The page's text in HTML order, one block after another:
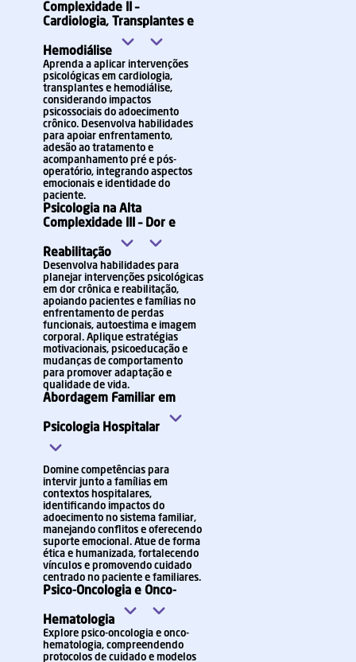
Complexidade II –
Cardiologia, Transplantes e
Hemodiálise
Aprenda a aplicar intervenções
psicológicas em cardiologia,
transplantes e hemodiálise,
considerando impactos
psicossociais do adoecimento
crônico. Desenvolva habilidades
para apoiar enfrentamento,
adesão ao tratamento e
acompanhamento pré e pós-
operatório, integrando aspectos
emocionais e identidade do
paciente.
Psicologia na Alta
Complexidade III – Dor e
Reabilitação
Desenvolva habilidades para
planejar intervenções psicológicas
em dor crônica e reabilitação,
apoiando pacientes e famílias no
enfrentamento de perdas
funcionais, autoestima e imagem
corporal. Aplique estratégias
motivacionais, psicoeducação e
mudanças de comportamento
para promover adaptação e
qualidade de vida.
Abordagem Familiar em
Psicologia Hospitalar
Domine competências para
intervir junto a famílias em
contextos hospitalares,
identificando impactos do
adoecimento no sistema familiar,
manejando conflitos e oferecendo
suporte emocional. Atue de forma
ética e humanizada, fortalecendo
vínculos e promovendo cuidado
centrado no paciente e familiares.
Psico-Oncologia e Onco-
Hematologia
Explore psico-oncologia e onco-
hematologia, compreendendo
protocolos de cuidado e modelos